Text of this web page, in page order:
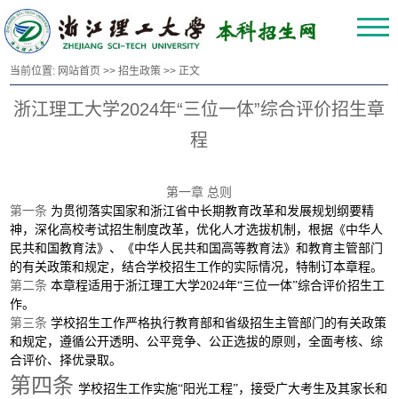
当前位置: 网站首页 >>招生政策 >> 正文
浙江理工大学2024年“三位一体”综合评价招生章
程
第一章 总则
第一条 为贯彻落实国家和浙江省中长期教育改革和发展规划纲要精
神，深化高校考试招生制度改革，优化人才选拔机制，根据《中华人
民共和国教育法》、《中华人民共和国高等教育法》和教育主管部门
的有关政策和规定，结合学校招生工作的实际情况，特制订本章程。
第二条 本章程适用于浙江理工大学2024年“三位一体”综合评价招生工
作。
第三条 学校招生工作严格执行教育部和省级招生主管部门的有关政策
和规定，遵循公开透明、公平竞争、公正选拔的原则，全面考核、综
合评价、择优录取。
第四条 学校招生工作实施“阳光工程”，接受广大考生及其家长和